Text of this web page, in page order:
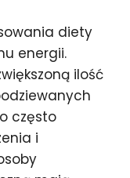
diety
energii.
ilość
często
i